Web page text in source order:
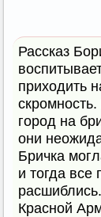
Рассказ
приходить
город на
они
Бричка
и тогда все
Красной